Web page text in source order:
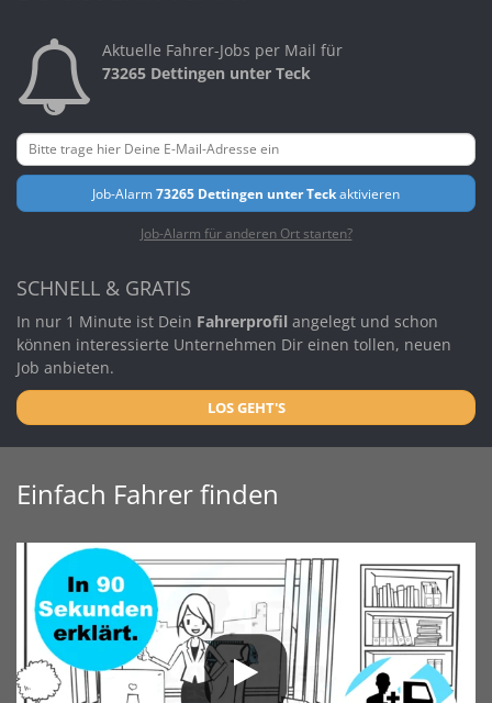
Aktuelle Fahrer-Jobs per Mail für
73265 Dettingen unter Teck
Job-Alarm73265 Dettingen unter Teckaktivieren
Job-Alarm für anderen Ort starten?
SCHNELL & GRATIS
In nur 1 Minute ist Dein Fahrerprofil angelegt und schon
können interessierte Unternehmen Dir einen tollen, neuen
Job anbieten.
LOS GEHT'S
Einfach Fahrer finden